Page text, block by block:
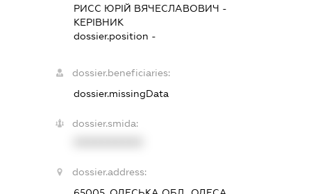
РИСС ЮРІЙ ВЯЧЕСЛАВОВИЧ -
КЕРІВНИК
dossier.position -
dossier.beneficiaries:
dossier.missingData
dossier.smida:
dossier.address: